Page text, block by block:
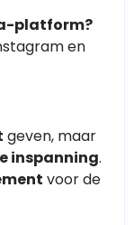
platform?
en
geven, maar
inspanning.
voor de